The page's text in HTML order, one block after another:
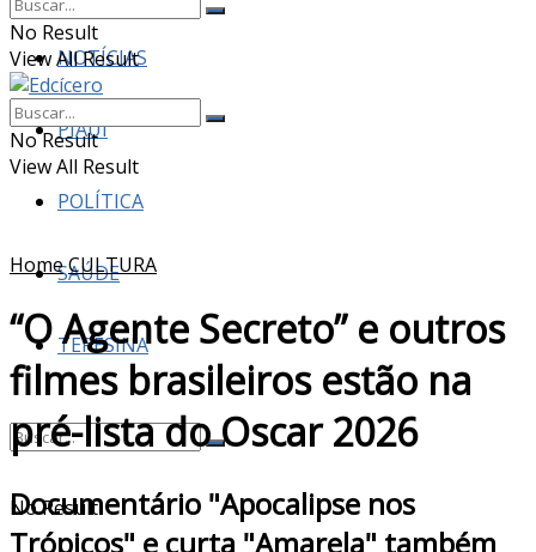
NOTÍCIAS
PIAUÍ
POLÍTICA
SAÚDE
TERESINA
No Result
No Result
View All Result
No Result
View All Result
HomeCULTURA
“O Agente Secreto” e outros
filmes brasileiros estão na
pré-lista do Oscar 2026
Documentário "Apocalipse nos
Trópicos" e curta "Amarela" também